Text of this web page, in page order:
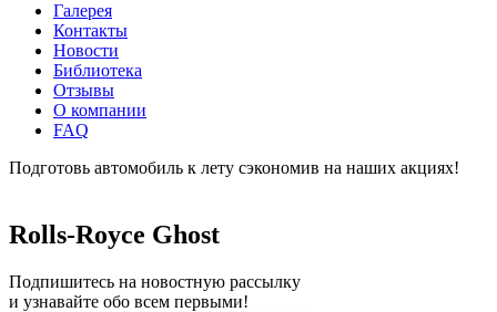
Галерея
Контакты
Новости
Библиотека
Отзывы
О компании
FAQ
Подготовь автомобиль к лету сэкономив на наших акциях!
Rolls-Royce Ghost
Подпишитесь на новостную рассылку
и узнавайте обо всем первыми!